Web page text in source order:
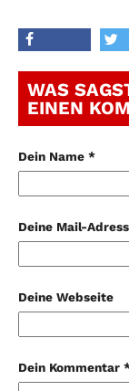
WAS
EINEN
Dein Name *
Deine Mail-
Deine Webseite
Dein Kommentar